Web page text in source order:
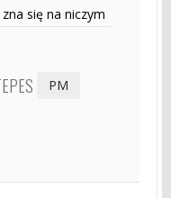
się na niczym
PM